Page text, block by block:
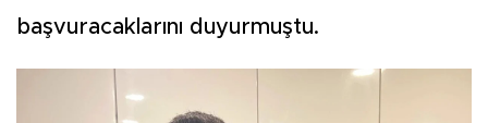
başvuracaklarını duyurmuştu.